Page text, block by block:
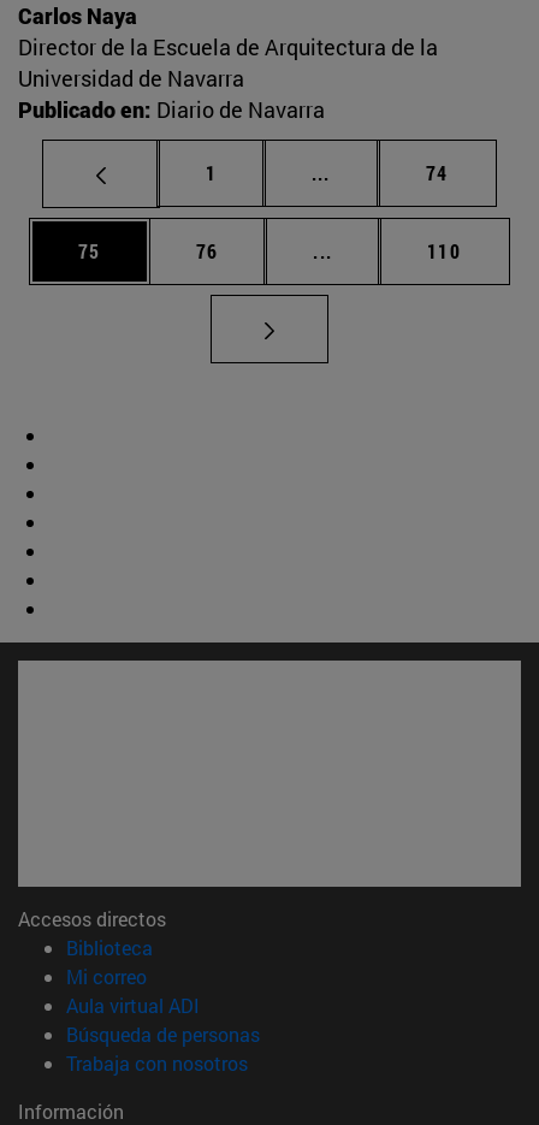
Carlos Naya
Director de la Escuela de Arquitectura de la
Universidad de Navarra
Publicado en: Diario de Navarra
Página
1 ... Páginas intermedias
Página
74
Página
75 Página
76 ... Páginas intermedias
Página
110
Accesos directos
Biblioteca
Mi correo(abre en nueva ventana)
Aula virtual ADI
Búsqueda de personas(abre en nueva ventana)
Trabaja con nosotros(abre en nueva ventana)
Información